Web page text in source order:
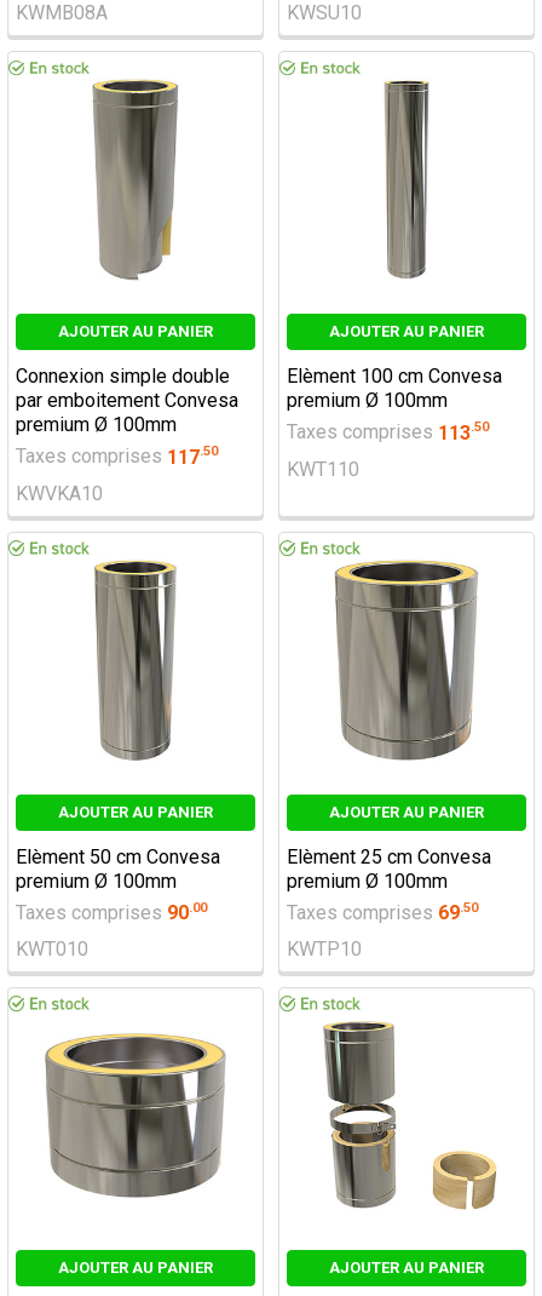
KWMB08A KWSU10
AJOUTER AU PANIER
Connexion simple double
par emboitement Convesa
premium Ø 100mm
Taxes comprises 117.50
KWVKA10
AJOUTER AU PANIER
Elèment 100 cm Convesa
premium Ø 100mm
Taxes comprises 113.50
KWT110
AJOUTER AU PANIER
Elèment 50 cm Convesa
premium Ø 100mm
Taxes comprises 90.00
KWT010
AJOUTER AU PANIER
Elèment 25 cm Convesa
premium Ø 100mm
Taxes comprises 69.50
KWTP10
AJOUTER AU PANIER AJOUTER AU PANIER